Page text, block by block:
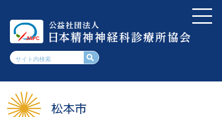
松本市